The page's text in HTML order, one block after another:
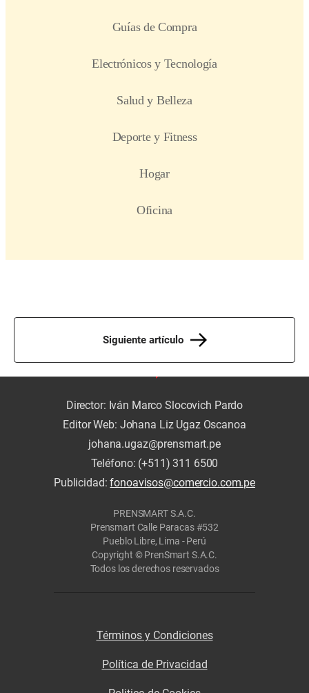
Siguiente artículo
Director: Iván Marco Slocovich Pardo
Editor Web: Johana Liz Ugaz Oscanoa
johana.ugaz@prensmart.pe
Teléfono: (+511) 311 6500
Publicidad:fonoavisos@comercio.com.pe
PRENSMART S.A.C.
Prensmart Calle Paracas #532
Pueblo Libre, Lima - Perú
Copyright © PrenSmart S.A.C.
Todos los derechos reservados
Términos y Condiciones
Política de Privacidad